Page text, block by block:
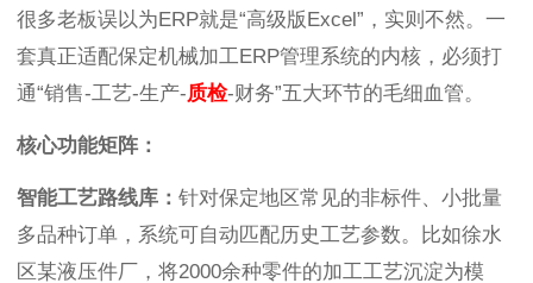
很多老板误以为ERP就是“高级版Excel”，实则不然。一
套真正适配保定机械加工ERP管理系统的内核，必须打
通“销售-工艺-生产-质检-财务”五大环节的毛细血管。
核心功能矩阵：
智能工艺路线库： 针对保定地区常见的非标件、小批量
多品种订单，系统可自动匹配历史工艺参数。比如徐水
区某液压件厂，将2000余种零件的加工工艺沉淀为模